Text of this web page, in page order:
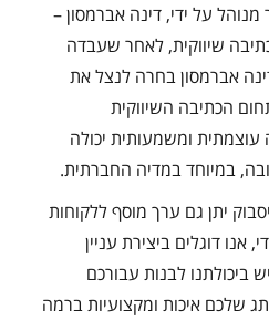
על ידי, דינה אברמסון –
שיווקית, לאחר שעבדה
דינה אברמסון בחרה לנצל את
הכתיבה השיווקית
ומשמעותית יכולה
במיוחד במדיה החברתית.
יתן גם ערך מוסף ללקוחות
אנו דוגלים ביצירת עניין
ביכולתנו לבנות עבורכם
שלכם איכות ומקצועיות ברמה